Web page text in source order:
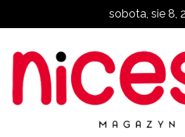
sobota, sie 8,